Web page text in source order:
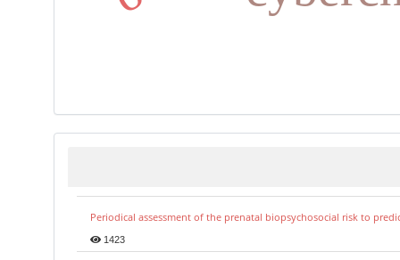
Periodical assessment of the prenatal biopsychosocial risk to
1423